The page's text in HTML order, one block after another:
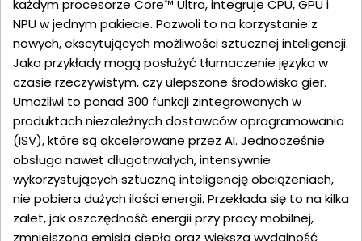
każdym procesorze Core™ Ultra, integruje CPU, GPU i
NPU w jednym pakiecie. Pozwoli to na korzystanie z
nowych, ekscytujących możliwości sztucznej inteligencji.
Jako przykłady mogą posłużyć tłumaczenie języka w
czasie rzeczywistym, czy ulepszone środowiska gier.
Umożliwi to ponad 300 funkcji zintegrowanych w
produktach niezależnych dostawców oprogramowania
(ISV), które są akcelerowane przez AI. Jednocześnie
obsługa nawet długotrwałych, intensywnie
wykorzystujących sztuczną inteligencję obciążeniach,
nie pobiera dużych ilości energii. Przekłada się to na kilka
zalet, jak oszczędność energii przy pracy mobilnej,
zmniejszona emisja ciepła oraz większa wydajność